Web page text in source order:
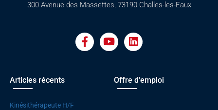
300 Avenue des Massettes, 73190 Challes-les-Eaux
a
c
o
u
b
i
n
d
i
Articles récents
Kinésithérapeute H/F
Offre d'emploi